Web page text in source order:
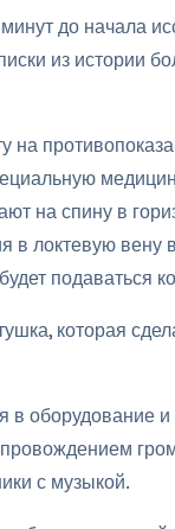
до начала
из истории
на
на спину в
в локтевую вену
подаваться
которая
в оборудование
с музыкой.